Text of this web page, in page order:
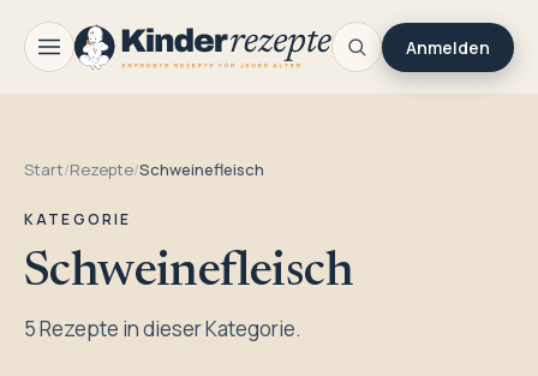
Anmelden
Start/Rezepte/Schweinefleisch
KATEGORIE
Schweinefleisch
5 Rezepte in dieser Kategorie.